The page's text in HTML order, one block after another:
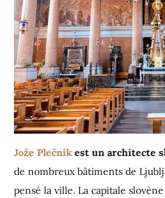
Jože Plečnik est un architecte
de nombreux bâtiments de
pensé la ville. La capitale